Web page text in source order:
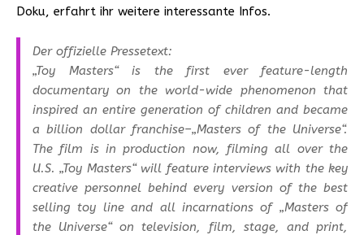
Doku, erfahrt ihr weitere interessante Infos.
Der offizielle Pressetext:
„Toy Masters“ is the first ever feature-length
documentary on the world-wide phenomenon that
inspired an entire generation of children and became
a billion dollar franchise–„Masters of the Universe“.
The film is in production now, filming all over the
U.S. „Toy Masters“ will feature interviews with the key
creative personnel behind every version of the best
selling toy line and all incarnations of „Masters of
the Universe“ on television, film, stage, and print,